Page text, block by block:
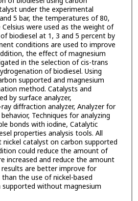
under the experimental
5 bar, the temperatures of 80,
Celsius were used as the weight of
biodiesel at 1, 3 and 5 percent by
conditions are used to improve
the effect of magnesium
in the selection of cis-trans
of biodiesel. Using
supported and magnesium
method. Catalysts and
by surface analyzer,
diffraction analyzer, Analyzer for
Techniques for analyzing
bonds with iodine, Catalytic
properties analysis tools. All
catalyst on carbon supported
could reduce the amount of
increased and reduce the amount
results are better improve for
the use of nickel-based
without magnesium